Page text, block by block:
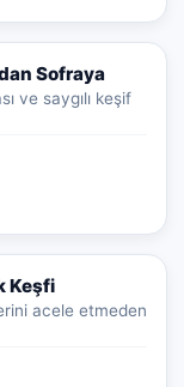
Sofraya
ve saygılı keşif
Keşfi
acele etmeden